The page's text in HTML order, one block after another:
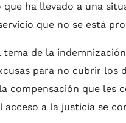
ha llevado a una
que no se está
de la
para no cubrir los
compensación que les
acceso a la justicia se